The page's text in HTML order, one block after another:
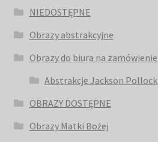
NIEDOSTĘPNE
Obrazy abstrakcyjne
Obrazy do biura na zamówienie
Abstrakcje Jackson Pollock
OBRAZY DOSTĘPNE
Obrazy Matki Bożej